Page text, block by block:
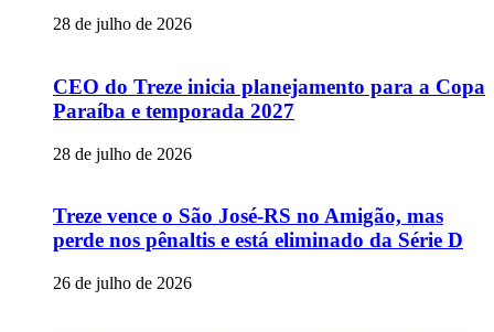
28 de julho de 2026
CEO do Treze inicia planejamento para a Copa
Paraíba e temporada 2027
28 de julho de 2026
Treze vence o São José-RS no Amigão, mas
perde nos pênaltis e está eliminado da Série D
26 de julho de 2026